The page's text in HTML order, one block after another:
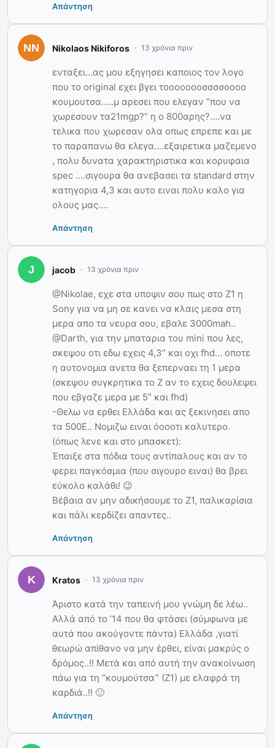
Απάντηση
Nikolaos Nikiforos 13 χρόνια πριν
ενταξει…ας μου εξηγησει καποιος τον λογο
που το original εχει βγει τοοοοοοοσσσσοοοο
κουμουτσα…..μ αρεσει που ελεγαν “που να
χωρεσουν τα21mgp?” η ο 800αρης?….να
τελικα που χωρεσαν ολα οπως επρεπε και με
το παραπανω θα ελεγα….εξαιρετικα μαζεμενο
, πολυ δυνατα χαρακτηριστικα και κορυφαια
spec ….σιγουρα θα ανεβασει τα standard στην
κατηγορια 4,3 και αυτο ειναι πολυ καλο για
ολους μας….
Απάντηση
jacob 13 χρόνια πριν
@Nikolae, εχε στα υποψιν σου πως στο Ζ1 η
Sony για να μη σε κανει να κλαις μεσα στη
μερα απο τα νευρα σου, εβαλε 3000mah..
@Darth, για την μπαταρια του mini που λες,
σκεψου οτι εδω εχεις 4,3” και οχι fhd… οποτε
η αυτονομια ανετα θα ξεπερναει τη 1 μερα
(σκεψου συγκρητικα το Ζ αν το εχεις δουλεψει
που εβγαζε μερα με 5” και fhd)
-Θελω να ερθει Ελλάδα και ας ξεκινησει απο
τα 500Ε.. Νομιζω ειναι όοοοτι καλυτερο.
(όπως λενε και στο μπασκετ):
Έπαιξε στα πόδια τους αντίπαλους και αν το
φερει παγκόσμια (που σιγουρο ειναι) θα βρει
εύκολο καλάθι! 😉
Βέβαια αν μην αδικήσουμε το Ζ1, παλικαρίσια
και πάλι κερδίζει απαντες..
Απάντηση
Kratos 13 χρόνια πριν
Άριστο κατά την ταπεινή μου γνώμη δε λέω..
Αλλά από το ’14 που θα φτάσει (σύμφωνα με
αυτά που ακούγοντε πάντα) Ελλάδα ,γιατί
θεωρώ απίθανο να μην έρθει, είναι μακρύς ο
δρόμος..!! Μετά και από αυτή την ανακοίνωση
πάω για τη “κουμούτσα” (Ζ1) με ελαφρά τη
καρδιά..!! 🙂
Απάντηση